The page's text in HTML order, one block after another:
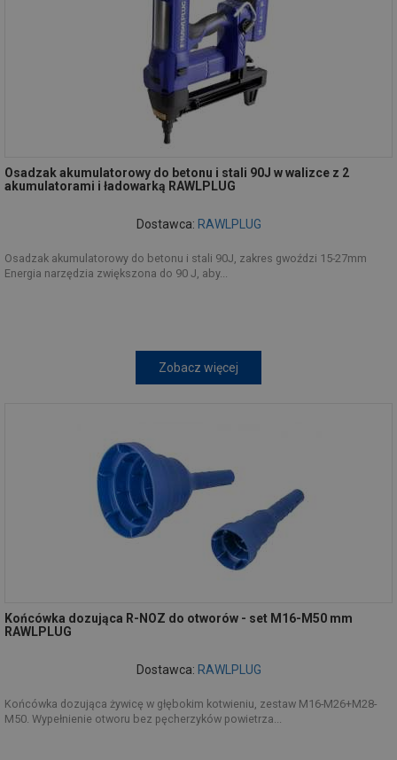
Osadzak akumulatorowy do betonu i stali 90J w walizce z 2
akumulatorami i ładowarką RAWLPLUG
Dostawca: RAWLPLUG
Osadzak akumulatorowy do betonu i stali 90J, zakres gwoździ 15-27mm
Energia narzędzia zwiększona do 90 J, aby...
Zobacz więcej
Końcówka dozująca R-NOZ do otworów - set M16-M50 mm
RAWLPLUG
Dostawca: RAWLPLUG
Końcówka dozująca żywicę w głębokim kotwieniu, zestaw M16-M26+M28-
M50. Wypełnienie otworu bez pęcherzyków powietrza...